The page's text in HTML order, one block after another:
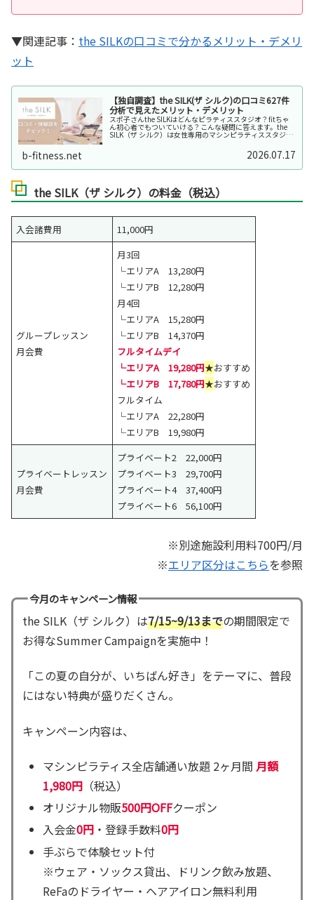
▼関連記事： the SILKの口コミで分かるメリット・デメリ
ット
【独自調査】the SILK(ザ シルク)の口コミ627件
分析で見えたメリット・デメリット
スポ子さんthe SILKはどんなピラティススタジオ？fitちゃ
ん初心者でもついていける？こんな疑問に答えます。the
SILK（ザ シルク）は女性専用のマシンピラティススタジオ
です。SNSではかなり多数の高評価を得ているthe SILK
b-fitness.net 2026.07.17
the SILK（ザ シルク）の料金（税込）
入会諸費用 11,000円
グループレッスン
月会費
月3回
└エリアA 13,280円
└エリアB 12,280円
月4回
└エリアA 15,280円
└エリアB 14,370円
フルタイムデイ
└エリアA 19,280円★おすすめ
└エリアB 17,780円★おすすめ
フルタイム
└エリアA 22,280円
└エリアB 19,980円
プライベートレッスン
月会費
プライベート2 22,000円
プライベート3 29,700円
プライベート4 37,400円
プライベート6 56,100円
※別途施設利用料700円/月
※エリア区分はこちらを参照
今月のキャンペーン情報
the SILK（ザ シルク）は7/15~9/13までの期間限定で
お得なSummer Campaignを実施中！
「この夏の自分が、いちばん好き」をテーマに、普段
にはない特典が盛りだくさん。
キャンペーン内容は、
マシンピラティス全店舗通い放題 2ヶ月間 月額
1,980円（税込）
オリジナル物販500円OFFクーポン
入会金0円・登録手数料0円
手ぶらで体験セット付
※ウェア・ソックス貸出、ドリンク飲み放題、
ReFaのドライヤー・ヘアアイロン無料利用